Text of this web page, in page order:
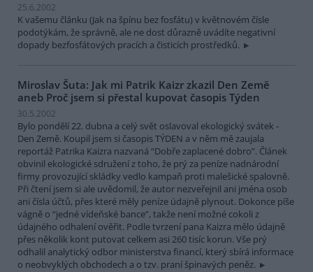
25.6.2002
K vašemu článku (Jak na špínu bez fosfátu) v květnovém čísle
podotýkám, že správně, ale ne dost důrazně uvádíte negativní
dopady bezfosfátových pracích a čisticích prostředků.
Miroslav Šuta: Jak mi Patrik Kaizr zkazil Den Země
aneb Proč jsem si přestal kupovat časopis Týden
30.5.2002
Bylo pondělí 22. dubna a celý svět oslavoval ekologický svátek -
Den Země. Koupil jsem si časopis TÝDEN a v něm mě zaujala
reportáž Patrika Kaizra nazvaná “Dobře zaplacené dobro”. Článek
obvinil ekologické sdružení z toho, že prý za peníze nadnárodní
firmy provozující skládky vedlo kampaň proti malešické spalovně.
Při čtení jsem si ale uvědomil, že autor nezveřejnil ani jména osob
ani čísla účtů, přes které měly peníze údajně plynout. Dokonce píše
vágně o “jedné vídeňské bance”, takže není možné cokoli z
údajného odhalení ověřit. Podle tvrzení pana Kaizra mělo údajně
přes několik kont putovat celkem asi 260 tisíc korun. Vše prý
odhalil analytický odbor ministerstva financí, který sbírá informace
o neobvyklých obchodech a o tzv. praní špinavých peněz.